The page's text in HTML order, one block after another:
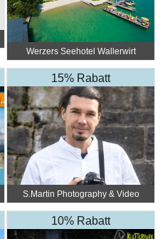
Werzers Seehotel Wallerwirt
15% Rabatt
S.Martin Photography & Video
10% Rabatt